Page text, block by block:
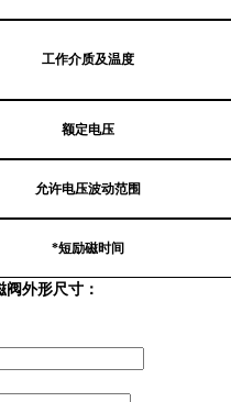
工作介质及温度
额定电压
允许电压波动范围
*短励磁时间
阀外形尺寸：